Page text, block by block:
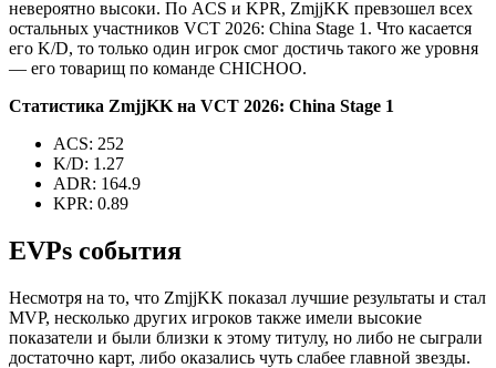
невероятно высоки. По ACS и KPR, ZmjjKK превзошел всех
остальных участников VCT 2026: China Stage 1. Что касается
его K/D, то только один игрок смог достичь такого же уровня
— его товарищ по команде CHICHOO.
Статистика ZmjjKK на VCT 2026: China Stage 1
ACS: 252
K/D: 1.27
ADR: 164.9
KPR: 0.89
EVPs события
Несмотря на то, что ZmjjKK показал лучшие результаты и стал
MVP, несколько других игроков также имели высокие
показатели и были близки к этому титулу, но либо не сыграли
достаточно карт, либо оказались чуть слабее главной звезды.